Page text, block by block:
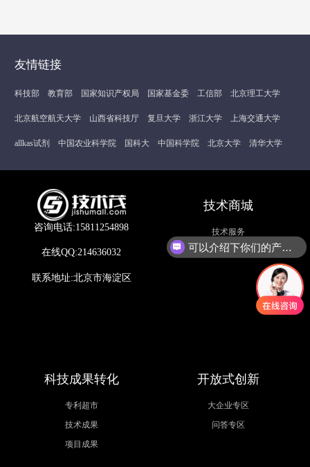
友情链接
科技部 教育部 国家知识产权局 国家基金委 工信部 北京理工大学
北京航空航天大学 山西省科技厅 复旦大学 浙江大学 上海交通大学
allkas试剂 中国农业科学院 国科大 中国科学院 北京大学 清华大学
咨询电话:15811254898
在线QQ:214636032
联系地址:北京市海淀区
技术商城
技术服务
科技成果转化
专利超市
技术成果
项目成果
开放式创新
大企业专区
问答专区
可以介绍下你们的产品么？